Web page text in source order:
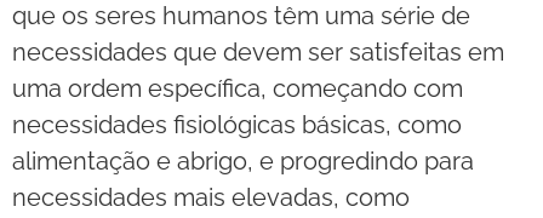
que os seres humanos têm uma série de
necessidades que devem ser satisfeitas em
uma ordem específica, começando com
necessidades fisiológicas básicas, como
alimentação e abrigo, e progredindo para
necessidades mais elevadas, como